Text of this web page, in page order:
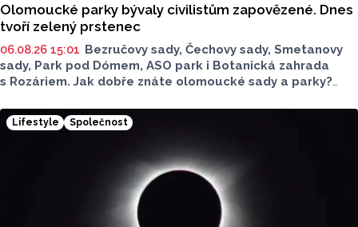
Olomoucké parky bývaly civilistům zapovězené. Dnes
tvoří zelený prstenec
06.08.26 15:01 Bezručovy sady, Čechovy sady, Smetanovy
sady, Park pod Dómem, ASO park i Botanická zahrada
s Rozáriem. Jak dobře znáte olomoucké sady a parky?
které v nich jsou. Vždy tomu tak ale nebylo.
Lifestyle Společnost